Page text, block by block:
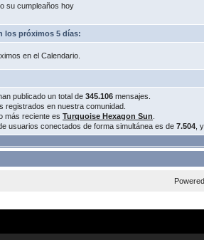
su cumpleaños hoy
los próximos 5 días:
en el Calendario.
publicado un total de 345.106 mensajes.
registrados en nuestra comunidad.
más reciente es Turquoise Hexagon Sun
usuarios conectados de forma simultánea es de 7.504 ,